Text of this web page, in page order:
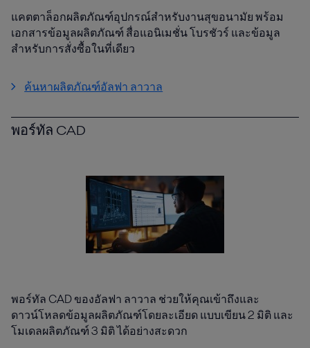
แคตตาล็อกผลิตภัณฑ์อุปกรณ์สำหรับงานสุขอนามัย พร้อม
เอกสารข้อมูลผลิตภัณฑ์ สื่อแอนิเมชั่น โบรชัวร์ และข้อมูล
สำหรับการสั่งซื้อในที่เดียว
ค้นหาผลิตภัณฑ์อัลฟา ลาวาล
พอร์ทัล CAD
พอร์ทัล CAD ของอัลฟา ลาวาล ช่วยให้คุณเข้าถึงและ
ดาวน์โหลดข้อมูลผลิตภัณฑ์โดยละเอียด แบบเขียน 2 มิติ และ
โมเดลผลิตภัณฑ์ 3 มิติ ได้อย่างสะดวก